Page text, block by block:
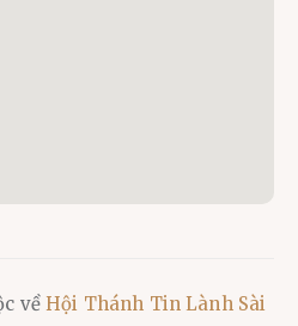
về Hội Thánh Tin Lành Sài